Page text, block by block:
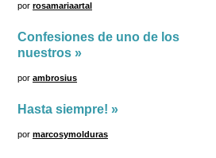
por rosamariaartal
Confesiones de uno de los
nuestros »
por ambrosius
Hasta siempre! »
por marcosymolduras